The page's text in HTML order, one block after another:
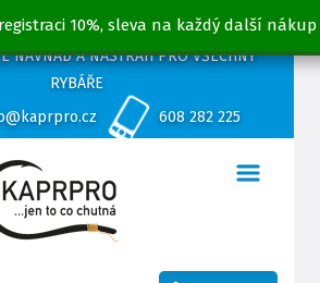
10%, sleva na každý další nákup
NÁVNAD A NÁSTRAH PRO VŠECHNY
RYBÁŘE
608 282 225